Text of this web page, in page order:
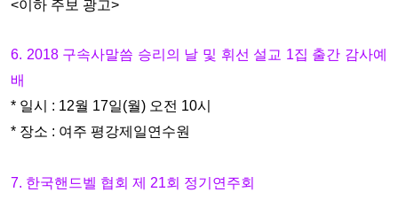
<이하 주보 광고>
6. 2018 구속사말씀 승리의 날 및 휘선 설교 1집 출간 감사예
배
* 일시 : 12월 17일(월) 오전 10시
* 장소 : 여주 평강제일연수원
7. 한국핸드벨 협회 제 21회 정기연주회